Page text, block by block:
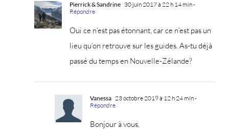
Pierrick & Sandrine 30 juin 2017 à 22 h 14 min-
Répondre
Oui ce n’est pas étonnant, car ce n’est pas un
lieu qu’on retrouve sur les guides. As-tu déjà
passé du temps en Nouvelle-Zélande?
Vanessa 23 octobre 2019 à 12 h 24 min-
Répondre
Bonjour à vous,